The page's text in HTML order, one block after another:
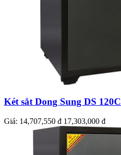
Két sắt Dong Sung DS 120C
Giá: 14,707,550 đ 17,303,000 đ